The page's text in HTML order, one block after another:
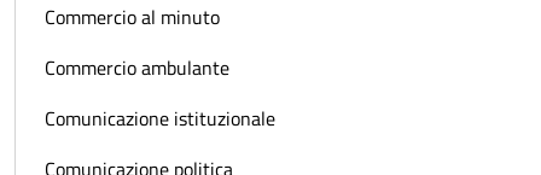
Commercio al minuto
Commercio ambulante
Comunicazione istituzionale
Comunicazione politica